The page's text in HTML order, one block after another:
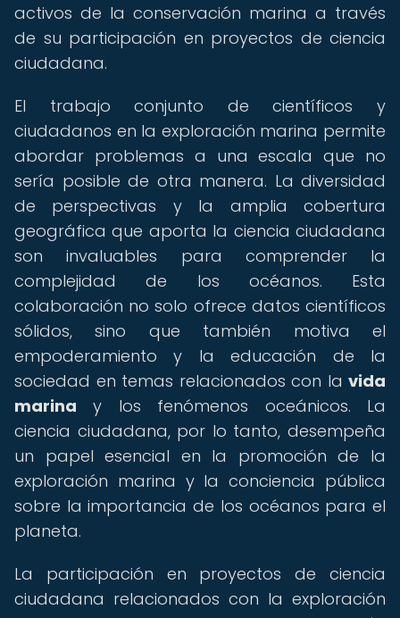
activos de la conservación marina a través
de su participación en proyectos de ciencia
ciudadana.
El trabajo conjunto de científicos y
ciudadanos en la exploración marina permite
abordar problemas a una escala que no
sería posible de otra manera. La diversidad
de perspectivas y la amplia cobertura
geográfica que aporta la ciencia ciudadana
son invaluables para comprender la
complejidad de los océanos. Esta
colaboración no solo ofrece datos científicos
sólidos, sino que también motiva el
empoderamiento y la educación de la
sociedad en temas relacionados con la vida
marina y los fenómenos oceánicos. La
ciencia ciudadana, por lo tanto, desempeña
un papel esencial en la promoción de la
exploración marina y la conciencia pública
sobre la importancia de los océanos para el
planeta.
La participación en proyectos de ciencia
ciudadana relacionados con la exploración